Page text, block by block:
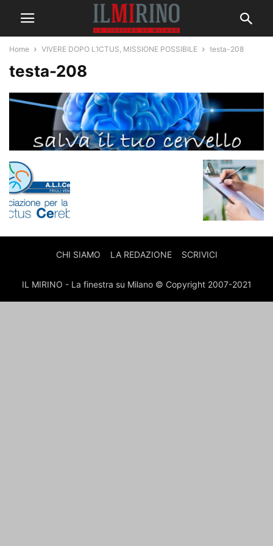
Home VIVERE DOPO L’ICTUS, MISSIONE POSSIBILE testa-208
testa-208
CHI SIAMO LA REDAZIONE SCRIVICI
IL MIRINO - La finestra su Milano © Copyright 2007-2021